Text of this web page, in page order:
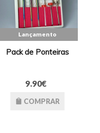
Lançamento
Pack de Ponteiras
9.90€
COMPRAR